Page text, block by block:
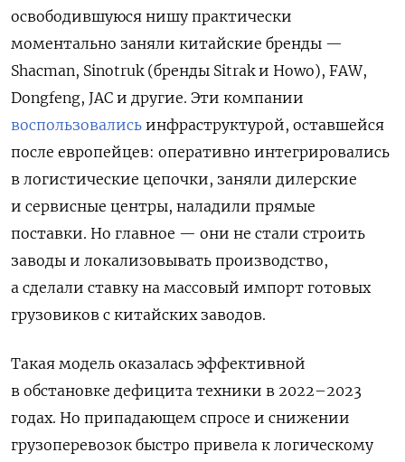
освободившуюся нишу практически
моментально заняли китайские бренды —
Shacman, Sinotruk (бренды Sitrak и Howo), FAW,
Dongfeng, JAC и другие. Эти компании
воспользовались инфраструктурой, оставшейся
после европейцев: оперативно интегрировались
в логистические цепочки, заняли дилерские
и сервисные центры, наладили прямые
поставки. Но главное — они не стали строить
заводы и локализовывать производство,
а сделали ставку на массовый импорт готовых
грузовиков с китайских заводов.
Такая модель оказалась эффективной
в обстановке дефицита техники в 2022–2023
годах. Но припадающем спросе и снижении
грузоперевозок быстро привела к логическому